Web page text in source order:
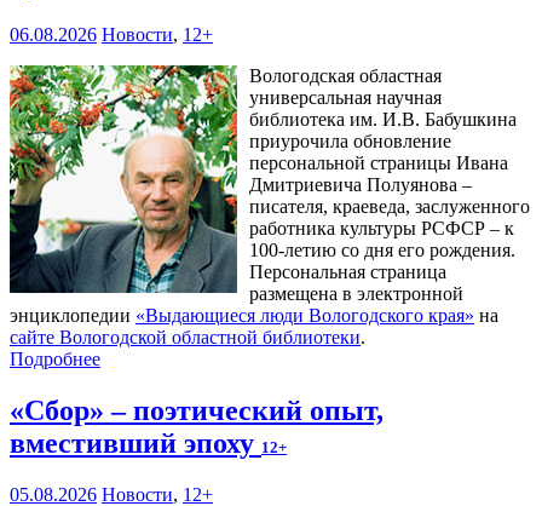
06.08.2026 Новости, 12+
Вологодская областная
универсальная научная
библиотека им. И.В. Бабушкина
приурочила обновление
персональной страницы Ивана
Дмитриевича Полуянова –
писателя, краеведа, заслуженного
работника культуры РСФСР – к
100‑летию со дня его рождения.
Персональная страница
размещена в электронной
энциклопедии «Выдающиеся люди Вологодского края» на
сайте Вологодской областной библиотеки.
Подробнее
«Сбор» – поэтический опыт,
вместивший эпоху 12+
05.08.2026 Новости, 12+